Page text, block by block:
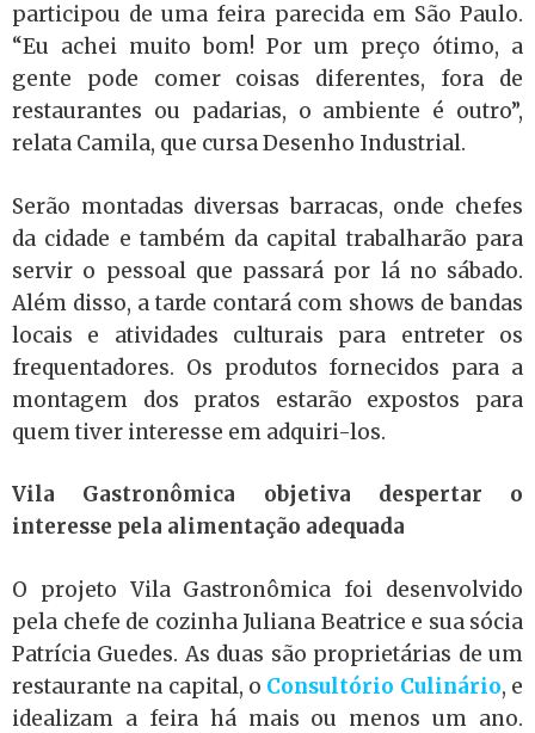
participou de uma feira parecida em São Paulo.
“Eu achei muito bom! Por um preço ótimo, a
gente pode comer coisas diferentes, fora de
restaurantes ou padarias, o ambiente é outro”,
relata Camila, que cursa Desenho Industrial.
Serão montadas diversas barracas, onde chefes
da cidade e também da capital trabalharão para
servir o pessoal que passará por lá no sábado.
Além disso, a tarde contará com shows de bandas
locais e atividades culturais para entreter os
frequentadores. Os produtos fornecidos para a
montagem dos pratos estarão expostos para
quem tiver interesse em adquiri-los.
Vila Gastronômica objetiva despertar o
interesse pela alimentação adequada
O projeto Vila Gastronômica foi desenvolvido
pela chefe de cozinha Juliana Beatrice e sua sócia
Patrícia Guedes. As duas são proprietárias de um
restaurante na capital, o Consultório Culinário, e
idealizam a feira há mais ou menos um ano.